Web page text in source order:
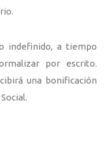
indefinido, a tiempo
por escrito.
una bonificación